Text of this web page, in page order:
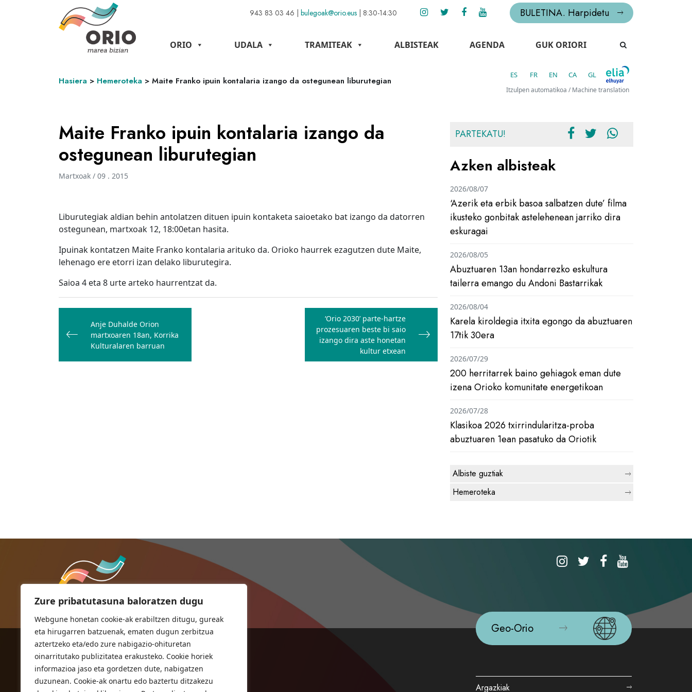
Zure pribatutasuna baloratzen dugu
Webgune honetan cookie-ak erabiltzen ditugu, gureak
eta hirugarren batzuenak, ematen dugun zerbitzua
aztertzeko eta/edo zure nabigazio-ohituretan
oinarritutako publizitatea erakusteko. Cookie horiek
informazioa jaso eta gordetzen dute, nabigatzen
duzunean. Cookie-ak onartu edo baztertu ditzakezu
943 83 03 46 | bulegoak@orio.eus | 8:30-14:30 BULETINA. Harpidetu
ORIO UDALA TRAMITEAK ALBISTEAK AGENDA GUK ORIORI
Hasiera > Hemeroteka > Maite Franko ipuin kontalaria izango da ostegunean liburutegian
ES FR EN CA GL
Itzulpen automatikoa / Machine translation
Maite Franko ipuin kontalaria izango da
ostegunean liburutegian
Martxoak / 09 . 2015
Liburutegiak aldian behin antolatzen dituen ipuin kontaketa saioetako bat izango da datorren
ostegunean, martxoak 12, 18:00etan hasita.
Ipuinak kontatzen Maite Franko kontalaria arituko da. Orioko haurrek ezagutzen dute Maite,
lehenago ere etorri izan delako liburutegira.
Saioa 4 eta 8 urte arteko haurrentzat da.
Bidalketetan
zehar
nabigatu
Anje Duhalde Orion
martxoaren 18an, Korrika
Kulturalaren barruan
‘Orio 2030’ parte-hartze
prozesuaren beste bi saio
izango dira aste honetan
kultur etxean
PARTEKATU!
Azken albisteak
‘Azerik eta erbik basoa salbatzen dute’ filma
ikusteko gonbitak astelehenean jarriko dira
eskuragai
2026/08/07
Abuztuaren 13an hondarrezko eskultura
tailerra emango du Andoni Bastarrikak
2026/08/05
Karela kiroldegia itxita egongo da abuztuaren
17tik 30era
2026/08/04
200 herritarrek baino gehiagok eman dute
izena Orioko komunitate energetikoan
2026/07/29
Klasikoa 2026 txirrindularitza-proba
abuztuaren 1ean pasatuko da Oriotik
2026/07/28
Albiste guztiak
Hemeroteka
Geo-Orio
Argazkiak
ORIOKO UDALA
Herriko plaza,1
20810 Orio (Gipuzkoa)
T. 943 83 03 46